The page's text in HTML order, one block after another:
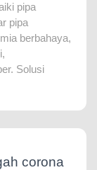
pipa
pipa
berbahaya,
Solusi
corona